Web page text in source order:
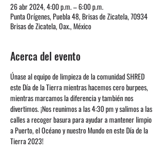
26 abr 2024, 4:00 p.m. – 6:00 p.m.
Punta Orígenes, Puebla 48, Brisas de Zicatela, 70934
Brisas de Zicatela, Oax., México
Acerca del evento
Únase al equipo de limpieza de la comunidad SHRED
este Día de la Tierra mientras hacemos cero burpees,
mientras marcamos la diferencia y también nos
divertimos. ¡Nos reunimos a las 4:30 pm y salimos a las
calles a recoger basura para ayudar a mantener limpio
a Puerto, el Océano y nuestro Mundo en este Día de la
Tierra 2023!